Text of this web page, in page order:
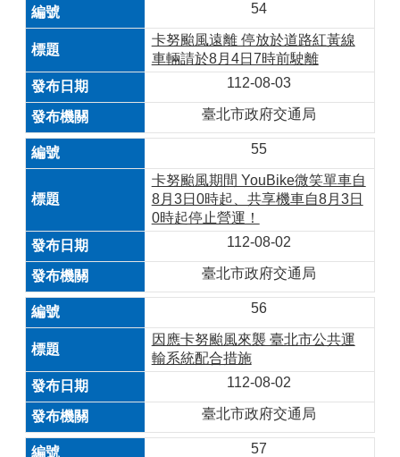
54
卡努颱風遠離 停放於道路紅黃線
車輛請於8月4日7時前駛離
112-08-03
臺北市政府交通局
55
卡努颱風期間 YouBike微笑單車自
8月3日0時起、共享機車自8月3日
0時起停止營運！
112-08-02
臺北市政府交通局
56
因應卡努颱風來襲 臺北市公共運
輸系統配合措施
112-08-02
臺北市政府交通局
57